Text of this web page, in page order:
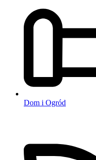
Dom i Ogród